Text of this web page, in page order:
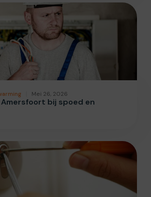
Mei 26, 2026
bij spoed en